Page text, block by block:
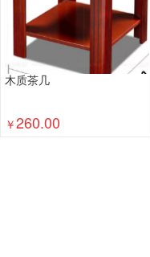
木质茶几
￥260.00